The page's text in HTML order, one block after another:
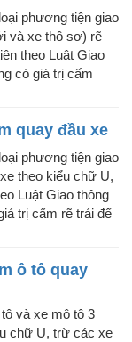
phương tiện giao
và xe thô sơ) rẽ
theo Luật Giao
có giá trị cấm
quay đầu xe
phương tiện giao
theo kiểu chữ U,
Luật Giao thông
trị cấm rẽ trái để
ô tô quay
và xe mô tô 3
chữ U, trừ các xe